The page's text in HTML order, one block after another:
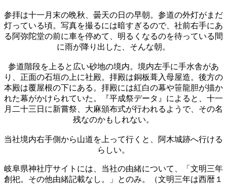
参拝は十一月末の晩秋、曇天の日の早朝。参道の外灯がまだ
灯っている頃。写真を撮るには暗すぎるので、社前右手にあ
る阿弥陀堂の前に車を停めて、明るくなるのを待っている間
に雨が降り出した、そんな朝。
参道階段を上ると広い砂地の境内。境内左手に手水舎があ
り、正面の石垣の上に社殿。拝殿は銅板葺入母屋造。後方の
本殿は覆屋根の下にある。拝殿には紅白の幕や笹龍胆が描か
れた幕がかけられていた。『平成祭データ』によると、十一
月二十三日に新嘗祭、大麻頒布式が行われるようで、その名
残なのかもしれない。
当社境内右手側から山道を上って行くと、阿木城跡へ行ける
らしい。
岐阜県神社庁サイトには、当社の由緒について、「文明三年
創祀。その他由緒記載なし。」とのみ。（文明三年は西暦１